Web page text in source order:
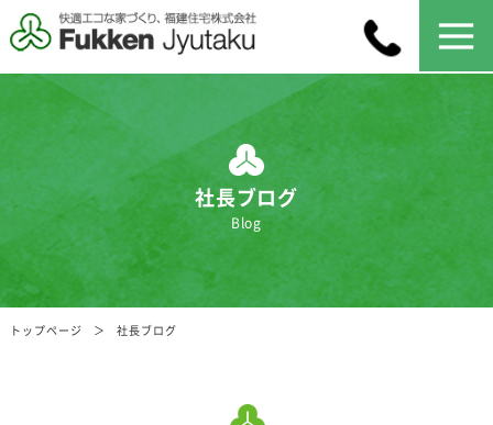
社長ブログ
Blog
トップページ 社長ブログ